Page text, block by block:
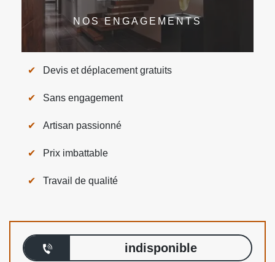
NOS ENGAGEMENTS
Devis et déplacement gratuits
Sans engagement
Artisan passionné
Prix imbattable
Travail de qualité
indisponible